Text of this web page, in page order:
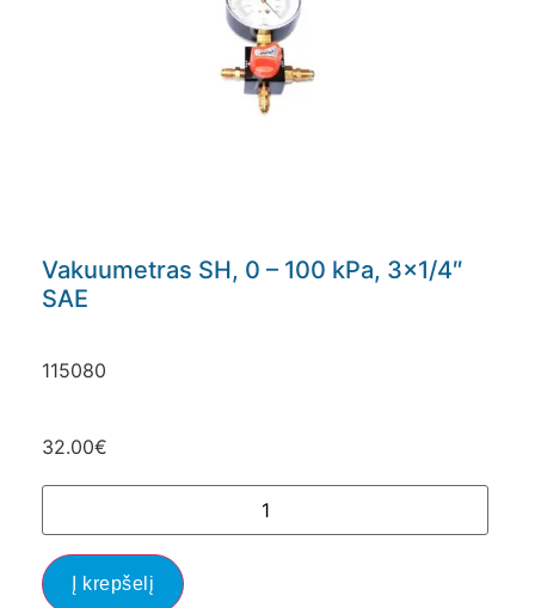
Vakuumetras SH, 0 – 100 kPa, 3×1/4″
SAE
115080
32.00€
Į krepšelį